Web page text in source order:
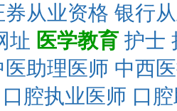
券从业资格 银行
址 医学教育 护士
医助理医师 中西
口腔执业医师 口